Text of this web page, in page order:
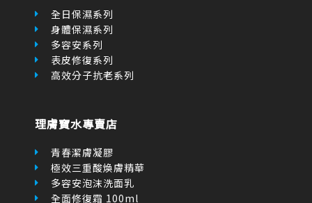
全日保濕系列
身體保濕系列
多容安系列
表皮修復系列
高效分子抗老系列
理膚寶水專賣店
青春潔膚凝膠
極效三重酸煥膚精華
多容安泡沫洗面乳
全面修復霜 100ml